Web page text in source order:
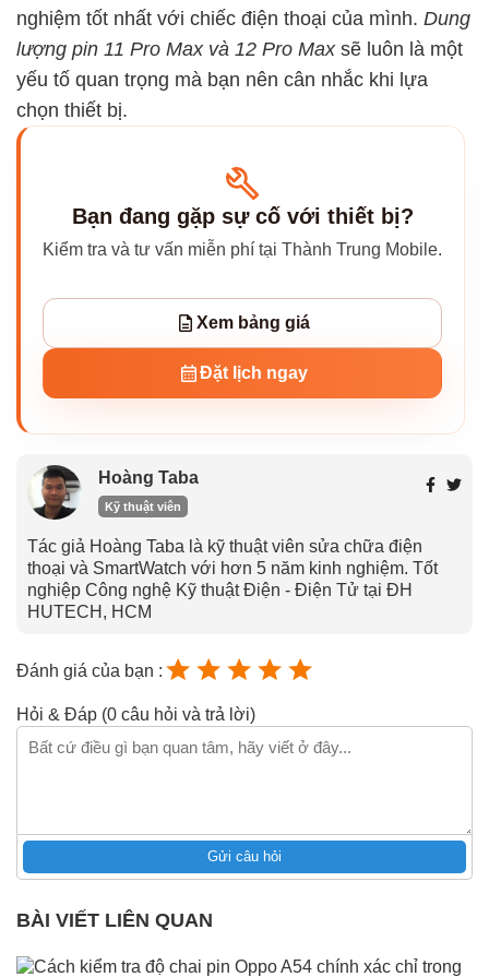
nghiệm tốt nhất với chiếc điện thoại của mình. Dung
lượng pin 11 Pro Max và 12 Pro Maxsẽ luôn là một
yếu tố quan trọng mà bạn nên cân nhắc khi lựa
chọn thiết bị.
Bạn đang gặp sự cố với thiết bị?
Kiểm tra và tư vấn miễn phí tại Thành Trung Mobile.
Xem bảng giá
Đặt lịch ngay
Hoàng Taba
Kỹ thuật viên
Tác giả Hoàng Taba là kỹ thuật viên sửa chữa điện
thoại và SmartWatch với hơn 5 năm kinh nghiệm. Tốt
nghiệp Công nghệ Kỹ thuật Điện - Điện Tử tại ĐH
HUTECH, HCM
Đánh giá của bạn :
Hỏi & Đáp (0 câu hỏi và trả lời)
Gửi câu hỏi
BÀI VIẾT LIÊN QUAN